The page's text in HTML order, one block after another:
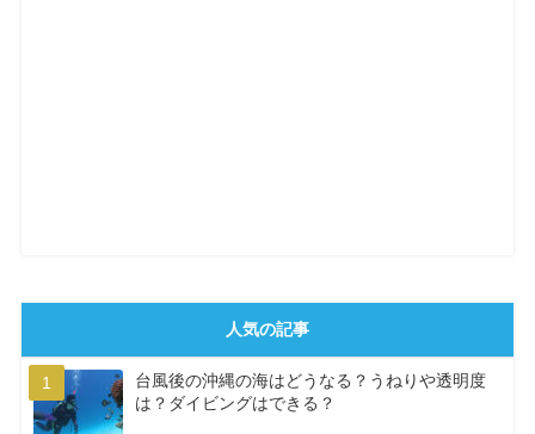
人気の記事
台風後の沖縄の海はどうなる？うねりや透明度
は？ダイビングはできる？